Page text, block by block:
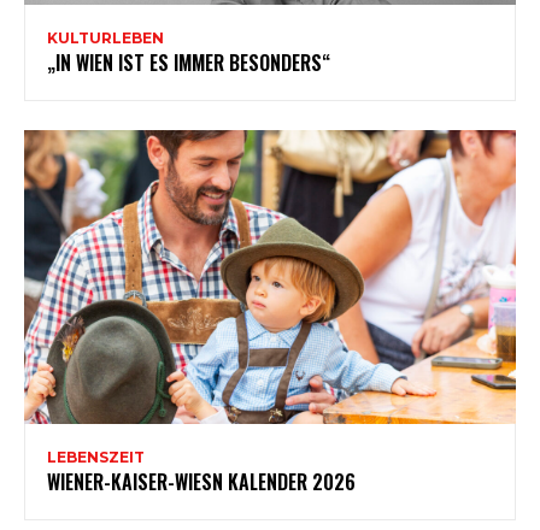
KULTURLEBEN
„IN WIEN IST ES IMMER BESONDERS“
LEBENSZEIT
WIENER-KAISER-WIESN KALENDER 2026